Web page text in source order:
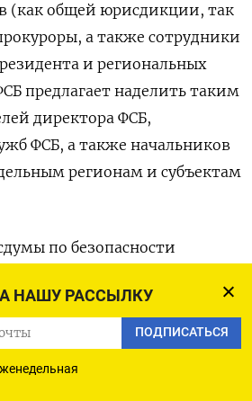
НАШУ РАССЫЛКУ
ПОДПИСАТЬСЯ
(как общей юрисдикции, так
а также сотрудники
и региональных
предлагает наделить таким
директора ФСБ,
ФСБ, а также начальников
регионам и субъектам
по безопасности
«Парламентской газете»,
инициативу ФСБ. С его точки
мере странно», что
структуры, которые